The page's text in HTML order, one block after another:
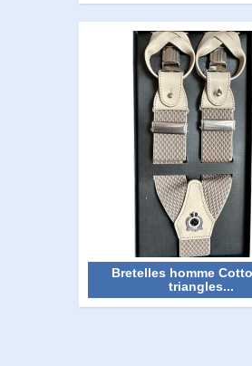
Bretelles homme
triangles...